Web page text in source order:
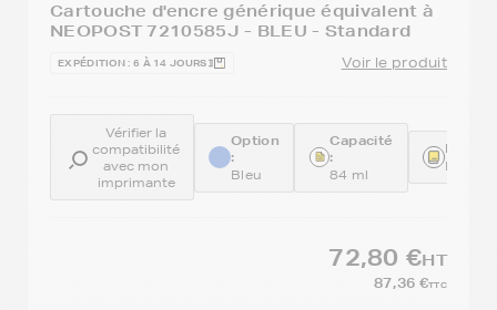
Cartouche d'encre générique équivalent à
NEOPOST 7210585J - BLEU - Standard
EXPÉDITION : 6 À 14 JOURS Voir le produit
Vérifier la
compatibilité
avec mon
imprimante
Option
:
Bleu
Capacité
:
84 ml
72,80 €HT
87,36 €TTC